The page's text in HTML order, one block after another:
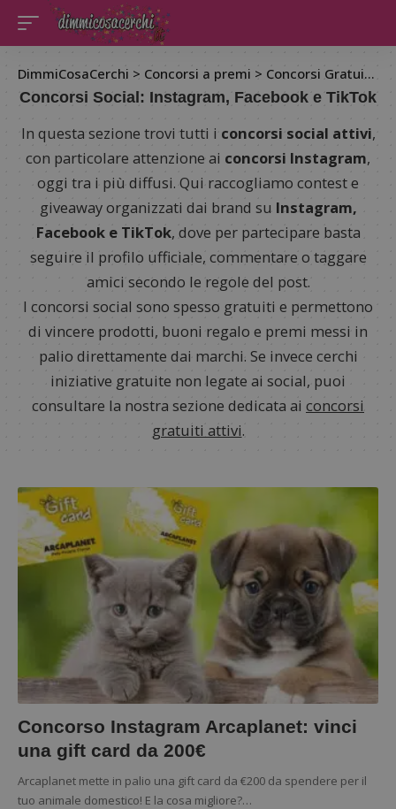
DimmiCosaCerchi > Concorsi a premi > Concorsi Gratuiti >
Concorsi Social: Instagram, Facebook e TikTok
In questa sezione trovi tutti i concorsi social attivi,
con particolare attenzione ai concorsi Instagram,
oggi tra i più diffusi. Qui raccogliamo contest e
giveaway organizzati dai brand su Instagram,
Facebook e TikTok, dove per partecipare basta
seguire il profilo ufficiale, commentare o taggare
amici secondo le regole del post.
I concorsi social sono spesso gratuiti e permettono
di vincere prodotti, buoni regalo e premi messi in
palio direttamente dai marchi. Se invece cerchi
iniziative gratuite non legate ai social, puoi
consultare la nostra sezione dedicata ai concorsi
gratuiti attivi.
Concorso Instagram Arcaplanet: vinci
una gift card da 200€
Arcaplanet mette in palio una gift card da €200 da spendere per il
tuo animale domestico! E la cosa migliore?…